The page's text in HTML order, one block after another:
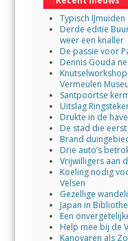
Typisch IJmuiden
Derde editie
weer een knaller
De passie voor
Dennis Gouda
Vermeulen
Santpoortse
Uitslag
Drukte in de
De stad die
Brand
Drie auto’s
Vrijwilligers aan
Koeling nodig
Velsen
Gezellige
Japan in
Een
Help mee bij de
Kanovaren als